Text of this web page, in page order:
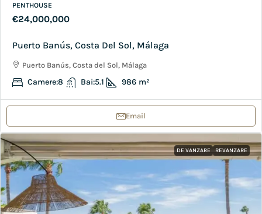
PENTHOUSE
€24,000,000
Puerto Banús, Costa Del Sol, Málaga
Puerto Banús, Costa del Sol, Málaga
Camere:8 Bai:5.1 986 m²
Email
DE VANZARE REVANZARE